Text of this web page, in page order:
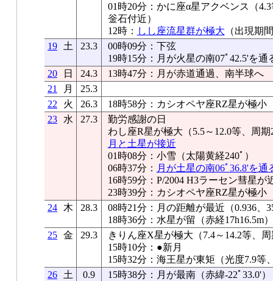
01時20分：かに座α星アクベンス（
釡石付近）
12時： しし座流星群が極大 （出現期
19
土 23.3
00時09分：下弦
19時15分：月が火星の南07ﾟ42.5'を通
20
日 24.3
13時47分：月が赤道通過、南半球へ
21
月
25.3
22
火 26.3
18時58分：カシオペヤ座RZ星が極小
23
水 27.3
勤労感謝の日
わし座R星が極大（5.5～12.0等、周期
月と土星が接近
01時08分：小雪（太陽黄経240ﾟ）
06時37分： 月が土星の南06ﾟ36.8'を通
16時59分：P/2004 H3ラーセン彗星
23時39分：カシオペヤ座RZ星が極小
24
木 28.3
08時21分：月の距離が最近（0.936、
18時36分：水星が留（赤経17h16.5m）
25 金 29.3
きりん座X星が極大（7.4～14.2等、
15時10分：●新月
15時32分：海王星が東矩（光度7.9等
26
土 0.9
15時38分：月が最南（赤緯-22ﾟ33.0'）